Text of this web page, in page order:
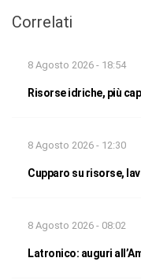
Correlati
8 Agosto 2026 - 18:54
Risorse idriche, più
8 Agosto 2026 - 12:30
Cupparo su risorse,
8 Agosto 2026 - 08:02
Latronico: auguri